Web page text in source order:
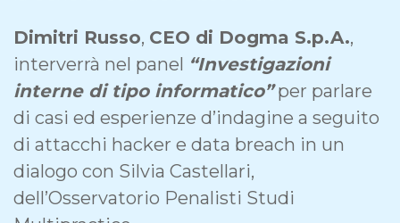
Dimitri Russo, CEO di Dogma S.p.A.,
interverrà nel panel “Investigazioni
interne di tipo informatico”per parlare
di casi ed esperienze d’indagine a seguito
di attacchi hacker e data breach in un
dialogo con Silvia Castellari,
dell’Osservatorio Penalisti Studi